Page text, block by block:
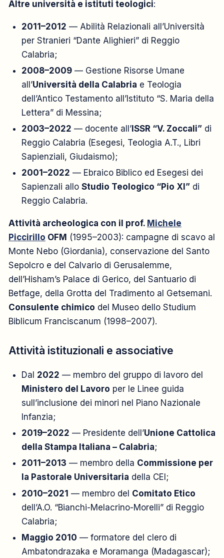
Altre università e istituti teologici:
2011–2012 — Abilità Relazionali all’Università
per Stranieri “Dante Alighieri” di Reggio
Calabria;
2008–2009— Gestione Risorse Umane
all’Università della Calabria e Teologia
dell’Antico Testamento all’Istituto “S. Maria della
Lettera” di Messina;
2003–2022 — docente all’ISSR “V. Zoccali”di
Reggio Calabria (Esegesi, Teologia A.T., Libri
Sapienziali, Giudaismo);
2001–2022 — Ebraico Biblico ed Esegesi dei
Sapienzali allo Studio Teologico “Pio XI”di
Reggio Calabria.
Attività archeologica con il prof. Michele
Piccirillo OFM (1995–2003): campagne di scavo al
Monte Nebo (Giordania), conservazione del Santo
Sepolcro e del Calvario di Gerusalemme,
dell’Hisham’s Palace di Gerico, del Santuario di
Betfage, della Grotta del Tradimento al Getsemani.
Consulente chimico del Museo dello Studium
Biblicum Franciscanum (1998–2007).
Attività istituzionali e associative
Dal 2022 — membro del gruppo di lavoro del
Ministero del Lavoro per le Linee guida
sull’inclusione dei minori nel Piano Nazionale
Infanzia;
2019–2022 — Presidente dell’Unione Cattolica
della Stampa Italiana – Calabria;
2011–2013 — membro della Commissione per
la Pastorale Universitaria della CEI;
2010–2021 — membro del Comitato Etico
dell’A.O. “Bianchi-Melacrino-Morelli” di Reggio
Calabria;
Maggio 2010 — formatore del clero di
Ambatondrazaka e Moramanga (Madagascar);